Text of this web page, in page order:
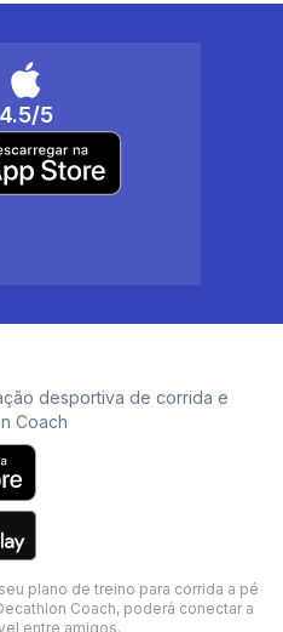
4.5/5
desportiva de corrida e
Coach
plano de treino para corrida a pé
Coach, poderá conectar a
entre amigos.